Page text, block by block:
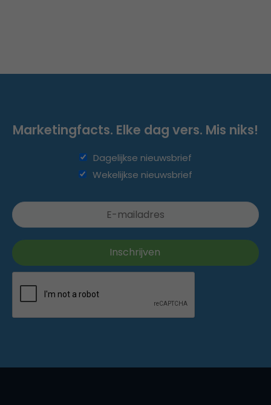
Marketingfacts. Elke dag vers. Mis niks!
Dagelijkse nieuwsbrief
Wekelijkse nieuwsbrief